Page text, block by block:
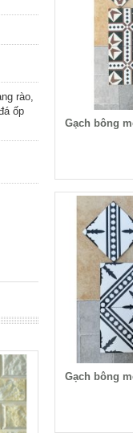
rào,
ốp
Gạch bông
Gạch bông